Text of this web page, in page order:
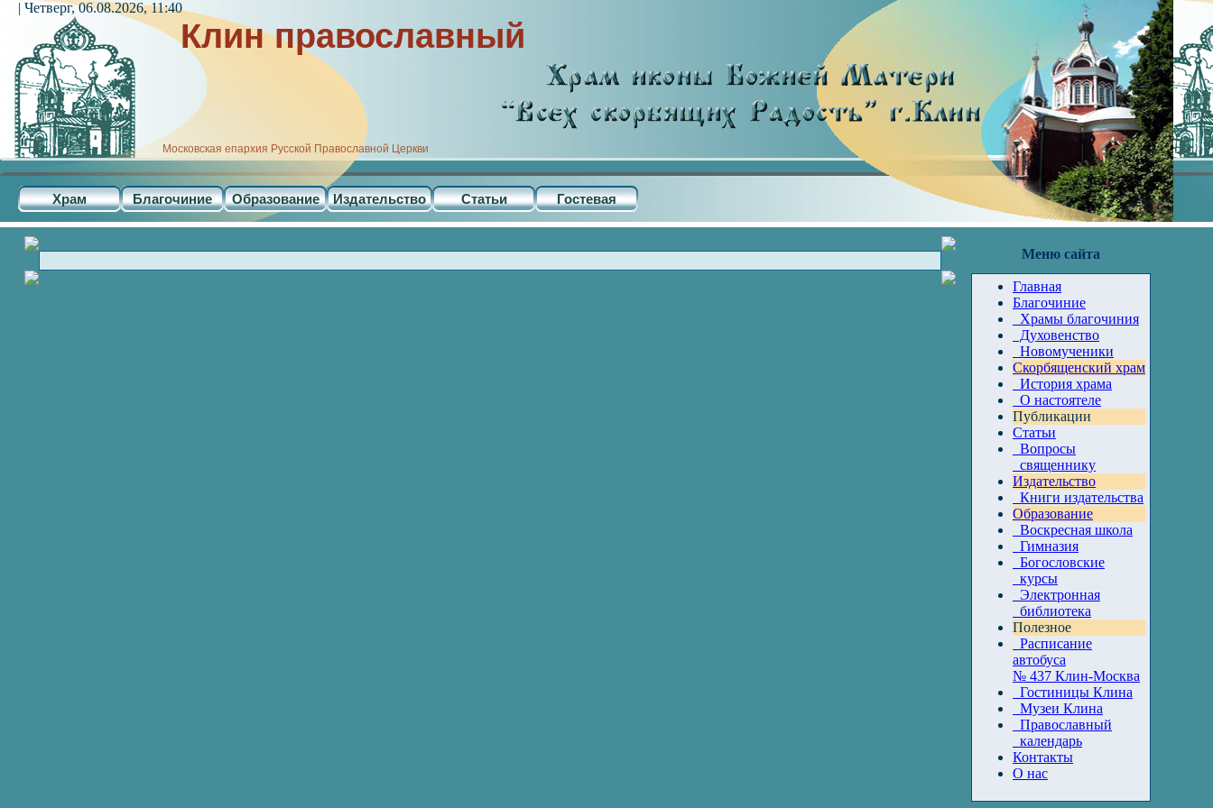
Клин православный
Московская епархия Русской Православной Церкви
Храм Благочиние Образование Издательство Статьи Гостевая
| Четверг, 06.08.2026, 11:40
Меню сайта
Главная
Благочиние
Храмы благочиния
Духовенство
Новомученики
Скорбященский храм
История храма
О настоятеле
Публикации
Статьи
Вопросы
священнику
Издательство
Книги издательства
Образование
Воскресная школа
Гимназия
Богословские
курсы
Электронная
библиотека
Полезное
Расписание
автобуса
№ 437 Клин-Москва
Гостиницы Клина
Музеи Клина
Православный
календарь
Контакты
О нас